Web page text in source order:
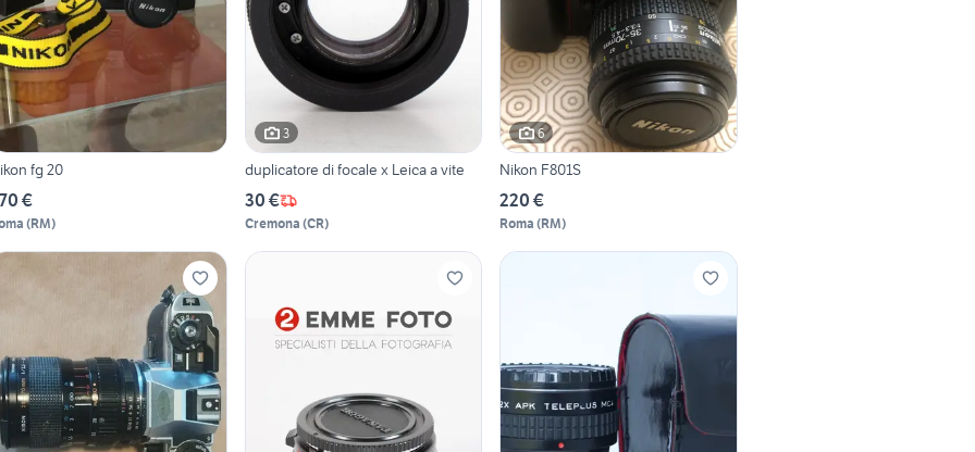
fg 20
€
(RM)
3
duplicatore di focale x Leica a vite
30 €
Cremona (CR)
6
Nikon F801S
220 €
Roma (RM)